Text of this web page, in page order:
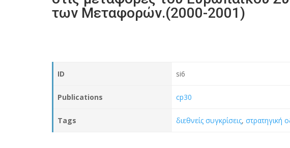
των Μεταφορών.(2000-2001)
ID si6
Publications cp30
Tags διεθνείς συγκρίσεις,στρατηγική